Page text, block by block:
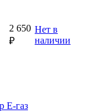
2 650
₽
Нет в
наличии
Е-газ